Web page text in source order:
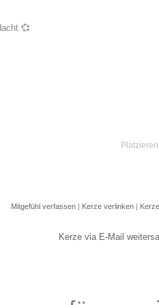
💞
Mitgefühl verfassen | Kerze verlinken |
Kerze via E-Mail